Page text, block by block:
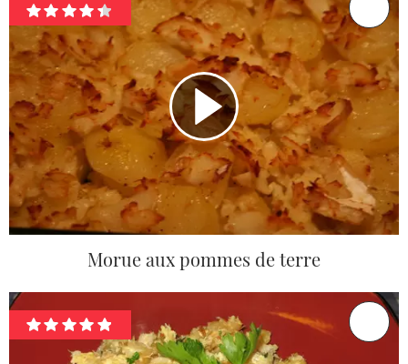
Morue aux pommes de terre